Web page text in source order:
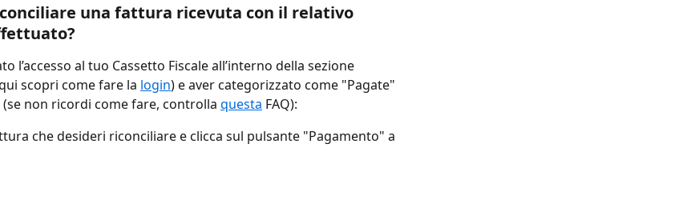
una fattura ricevuta con il relativo
l’accesso al tuo Cassetto Fiscale all’interno della sezione
scopri come fare la login) e aver categorizzato come "Pagate"
non ricordi come fare, controlla questa FAQ):
che desideri riconciliare e clicca sul pulsante "Pagamento" a